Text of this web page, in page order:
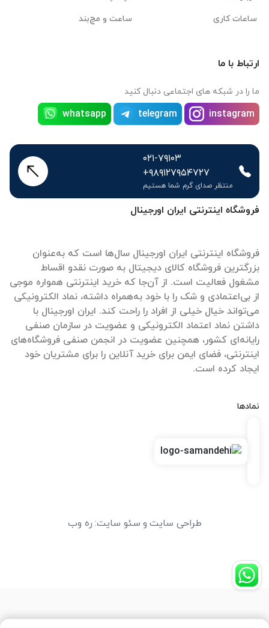
فروشگاه اینترنتی ایران اورجینال
فروشگاه اینترنتی ایران اورجینال سال‌ها است که به‌عنوان
بزرگترین فروشگاه کالای دیجیتال به صورت نقدو اقساط
مشغول فعالیت است. از آن‌جا که خرید اینترنتی همواره موجی
از بی‌اعتمادی و شک را با خود به‌همراه داشته، نماد الکترونیکی
می‌تواند خیال خیلی از افراد را راحت کند. ایران اورجینال با
داشتن نماد اعتماد الکترونیکی و عضویت در سازمان صنفی
رایانه‌ای کشور، همچنین عضویت در انجمن صنفی فروشگاه‌های
اینترنتی، فضای ایمن برای خرید آنلاین را برای مشتریان خود
ایجاد کرده است.
نمادها
ساعات کاری
ساعت و مچ‌بند
ارتباط با ما
ما را در شبکه های اجتماعی دنبال کنید
instagram
telegram
whatsapp
۰۲۱-۷۹۱۰۳
+۹۸۹۱۲۷۹۵۴۷۲۷
منتظر صدای گرم شما هستیم
طراحی سایت و سئو سایت: ره وب